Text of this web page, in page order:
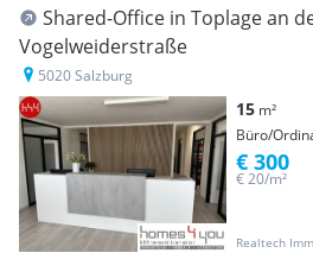
Shared-Office in Toplage an
Vogelweiderstraße
5020 Salzburg
15 m²
Büro/
Realtech
€ 20/m²
€ 300